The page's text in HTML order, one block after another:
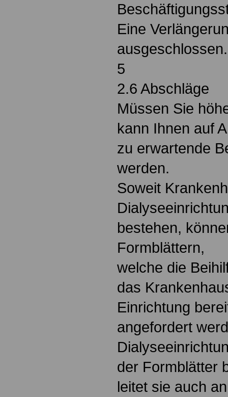
Eine
ausgeschlossen.
5
2.6 Abschläge
Müssen Sie
kann Ihnen auf
zu erwartende
werden.
Soweit
bestehen,
Formblättern,
welche die
das
Einrichtung
angefordert
der Formblätter
leitet sie auch